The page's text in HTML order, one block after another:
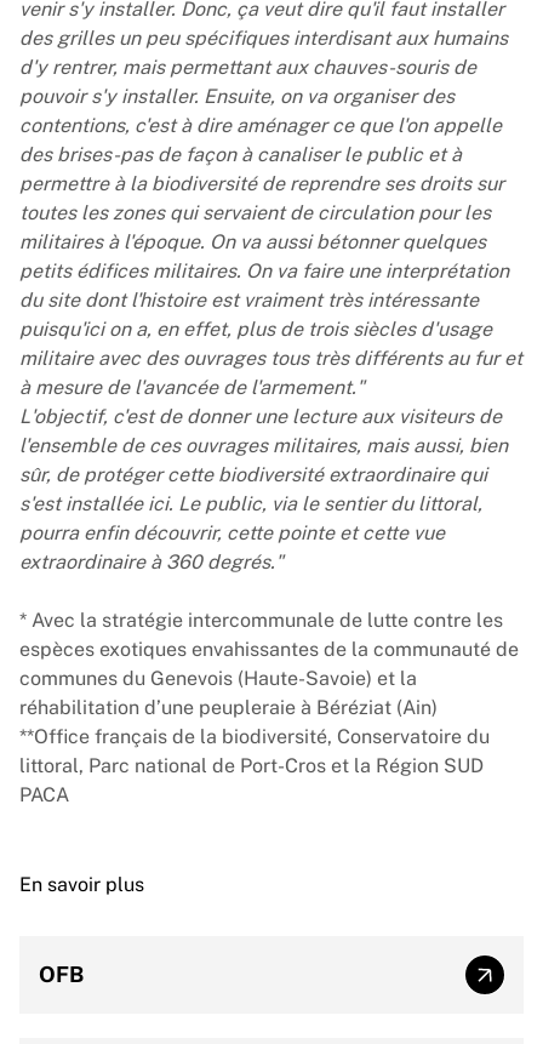
venir s'y installer. Donc, ça veut dire qu'il faut installer
des grilles un peu spécifiques interdisant aux humains
d'y rentrer, mais permettant aux chauves-souris de
pouvoir s'y installer. Ensuite, on va organiser des
contentions, c'est à dire aménager ce que l'on appelle
des brises-pas de façon à canaliser le public et à
permettre à la biodiversité de reprendre ses droits sur
toutes les zones qui servaient de circulation pour les
militaires à l'époque. On va aussi bétonner quelques
petits édifices militaires. On va faire une interprétation
du site dont l'histoire est vraiment très intéressante
puisqu'ici on a, en effet, plus de trois siècles d'usage
militaire avec des ouvrages tous très différents au fur et
à mesure de l'avancée de l'armement."
L'objectif, c'est de donner une lecture aux visiteurs de
l'ensemble de ces ouvrages militaires, mais aussi, bien
sûr, de protéger cette biodiversité extraordinaire qui
s'est installée ici. Le public, via le sentier du littoral,
pourra enfin découvrir, cette pointe et cette vue
extraordinaire à 360 degrés."
* Avec la stratégie intercommunale de lutte contre les
espèces exotiques envahissantes de la communauté de
communes du Genevois (Haute-Savoie) et la
réhabilitation d’une peupleraie à Béréziat (Ain)
**Office français de la biodiversité, Conservatoire du
littoral, Parc national de Port-Cros et la Région SUD
PACA
En savoir plus
OFB OFB